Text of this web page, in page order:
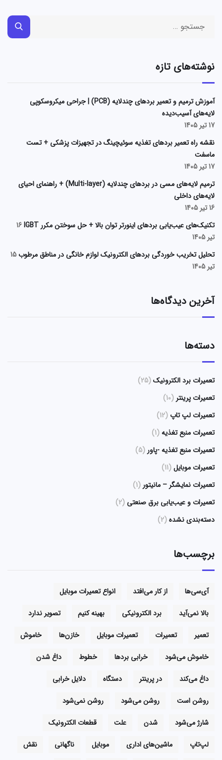
نوشته‌های تازه
آموزش ترمیم و تعمیر بردهای چندلایه (PCB) | جراحی میکروسکوپی
لایه‌های آسیب‌دیده
17 تیر 1405
نقشه راه تعمیر بردهای تغذیه سوئیچینگ در تجهیزات پزشکی + تست
ماسفت
17 تیر 1405
ترمیم لایه‌های مسی در بردهای چندلایه (Multi-layer) + راهنمای احیای
لایه‌های داخلی
16 تیر 1405
تکنیک‌های عیب‌یابی بردهای اینورتر توان بالا + حل سوختن مکرر IGBT
16
تیر 1405
تحلیل تخریب خوردگی بردهای الکترونیک لوازم خانگی در مناطق مرطوب 15
تیر 1405
آخرین دیدگاه‌ها
دسته‌ها
تعمیرات برد الکترونیک(25)
تعمیرات پرینتر (10)
تعمیرات لپ تاپ (12)
تعمیرات منبع تغذیه(1)
تعمیرات منبع تغذیه -پاور (5)
تعمیرات موبایل(11)
تعمیرات نمایشگر – مانیتور (1)
تعمیرات و عیب‌یابی برق صنعتی (2)
دسته‌بندی نشده(2)
برچسب‌ها
آی‌سی‌ها از کار می‌افتد
انواع تعمیرات موبایل
بالا نمی‌آید
برد الکترونیکی بهینه کنیم
تصویر ندارد
تعمیر
تعمیرات تعمیرات موبایل خازن‌ها
خاموش
خاموش می‌شود
خرابی بردها خطوط
داغ شدن
داغ می‌کند
در پرینتر دستگاه
دلایل خرابی
روشن است
روشن می‌شود
روشن نمی‌شود
شارژ می‌شود
شدن علت
قطعات الکترونیک
لپ‌تاپ
ماشین‌های اداری موبایل ناگهانی
نقش